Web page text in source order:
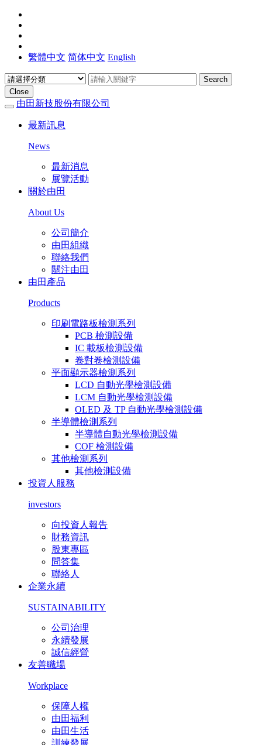
繁體中文 简体中文 English
Search
Close
由田新技股份有限公司
最新訊息
News
最新消息
展覽活動
關於由田
About Us
公司簡介
由田組織
聯絡我們
關注由田
由田產品
Products
印刷電路板檢測系列
PCB 檢測設備
IC 載板檢測設備
卷對卷檢測設備
平面顯示器檢測系列
LCD 自動光學檢測設備
LCM 自動光學檢測設備
OLED 及 TP 自動光學檢測設備
半導體檢測系列
半導體自動光學檢測設備
COF 檢測設備
其他檢測系列
其他檢測設備
投資人服務
investors
向投資人報告
財務資訊
股東專區
問答集
聯絡人
企業永續
SUSTAINABILITY
公司治理
永續發展
誠信經營
友善職場
Workplace
保障人權
由田福利
由田生活
訓練發展